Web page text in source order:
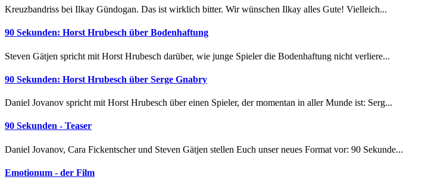
Kreuzbandriss bei Ilkay Gündogan. Das ist wirklich bitter. Wir wünschen Ilkay alles Gute! Vielleich...
90 Sekunden: Horst Hrubesch über Bodenhaftung
Steven Gätjen spricht mit Horst Hrubesch darüber, wie junge Spieler die Bodenhaftung nicht verliere...
90 Sekunden: Horst Hrubesch über Serge Gnabry
Daniel Jovanov spricht mit Horst Hrubesch über einen Spieler, der momentan in aller Munde ist: Serg...
90 Sekunden - Teaser
Daniel Jovanov, Cara Fickentscher und Steven Gätjen stellen Euch unser neues Format vor: 90 Sekunde...
Emotionum - der Film